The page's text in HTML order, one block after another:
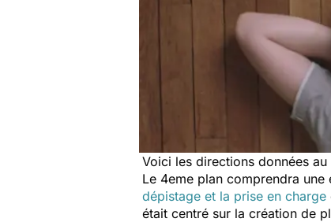
Voici les directions données au
Le 4eme plan comprendra
dépistage et la prise en charge
était centré sur la création de